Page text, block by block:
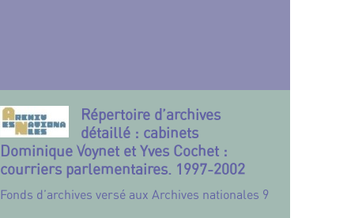
Répertoire d’archives
détaillé : cabinets
Dominique Voynet et Yves Cochet :
courriers parlementaires. 1997-2002
Fonds d’archives versé aux Archives nationales 9